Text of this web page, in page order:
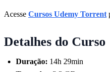
Acesse Cursos Udemy Torrent
Detalhes do Curso
Duração: 14h 29min